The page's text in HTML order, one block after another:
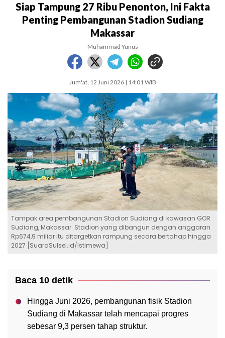
Siap Tampung 27 Ribu Penonton, Ini Fakta
Penting Pembangunan Stadion Sudiang
Makassar
Muhammad Yunus
Jum'at, 12 Juni 2026 | 14:01 WIB
Tampak area pembangunan Stadion Sudiang di kawasan GOR
Sudiang, Makassar. Stadion yang dibangun dengan anggaran
Rp674,9 miliar itu ditargetkan rampung secara bertahap hingga
2027 [SuaraSulsel.id/Istimewa]
Baca 10 detik
Hingga Juni 2026, pembangunan fisik Stadion
Sudiang di Makassar telah mencapai progres
sebesar 9,3 persen tahap struktur.